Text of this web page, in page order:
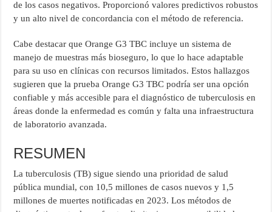
de los casos negativos. Proporcionó valores predictivos robustos
y un alto nivel de concordancia con el método de referencia.
Cabe destacar que Orange G3 TBC incluye un sistema de
manejo de muestras más bioseguro, lo que lo hace adaptable
para su uso en clínicas con recursos limitados. Estos hallazgos
sugieren que la prueba Orange G3 TBC podría ser una opción
confiable y más accesible para el diagnóstico de tuberculosis en
áreas donde la enfermedad es común y falta una infraestructura
de laboratorio avanzada.
RESUMEN
La tuberculosis (TB) sigue siendo una prioridad de salud
pública mundial, con 10,5 millones de casos nuevos y 1,5
millones de muertes notificadas en 2023. Los métodos de